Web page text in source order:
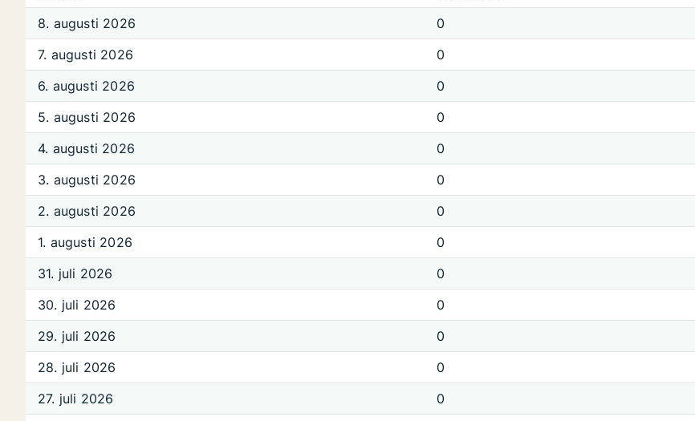
8. augusti 2026
0
7. augusti 2026
0
6. augusti 2026
0
5. augusti 2026
0
4. augusti 2026
0
3. augusti 2026
0
2. augusti 2026
0
1. augusti 2026
0
31. juli 2026
0
30. juli 2026
0
29. juli 2026
0
28. juli 2026
0
27. juli 2026
0